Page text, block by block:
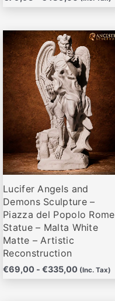
Lucifer Angels and
Demons Sculpture –
Piazza del Popolo Rome
Statue – Malta White
Matte – Artistic
Reconstruction
€69,00 - €335,00
Rango
de
precios:
desde
€69,00
hasta
€335,00
(Inc. Tax)
Este
producto
tiene
múltiples
variantes.
Las
opciones
pueden
elegir
en
la
página
de
producto